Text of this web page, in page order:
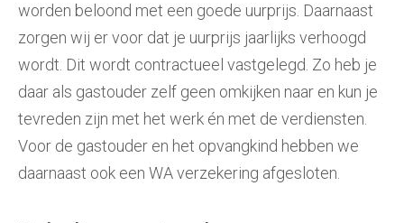
worden beloond met een goede uurprijs. Daarnaast
zorgen wij er voor dat je uurprijs jaarlijks verhoogd
wordt. Dit wordt contractueel vastgelegd. Zo heb je
daar als gastouder zelf geen omkijken naar en kun je
tevreden zijn met het werk én met de verdiensten.
Voor de gastouder en het opvangkind hebben we
daarnaast ook een WA verzekering afgesloten.